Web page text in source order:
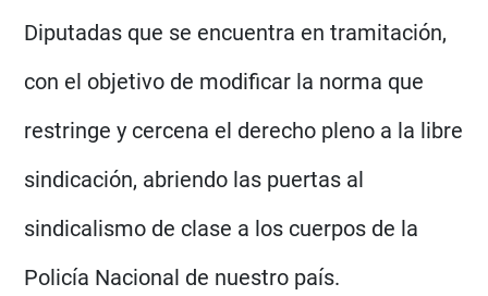
Diputadas que se encuentra en tramitación,
con el objetivo de modificar la norma que
restringe y cercena el derecho pleno a la libre
sindicación, abriendo las puertas al
sindicalismo de clase a los cuerpos de la
Policía Nacional de nuestro país.